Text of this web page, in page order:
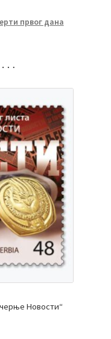
првог дана
…
Новости“